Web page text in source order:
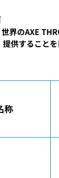
界のAXE
供すること
称